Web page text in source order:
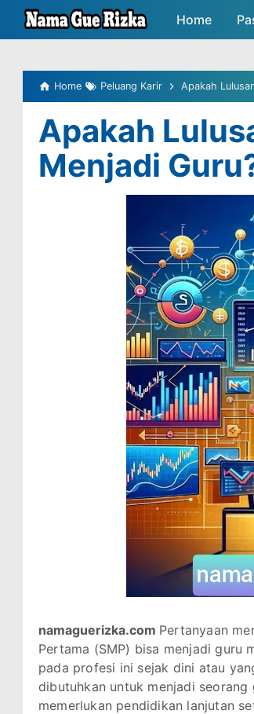
Home
Home Peluang Karir Apakah
Apakah
Menjadi
namaguerizka.com Pertanyaan
Pertama (SMP) bisa menjadi guru
pada profesi ini sejak dini atau
dibutuhkan untuk menjadi seorang
memerlukan pendidikan lanjutan